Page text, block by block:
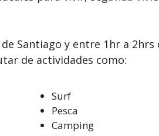
Santiago y entre 1hr a 2hrs
de actividades como:
Surf
Pesca
Camping